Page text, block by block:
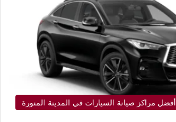
أفضل مراكز صيانة السيارات في المدينة المنورة